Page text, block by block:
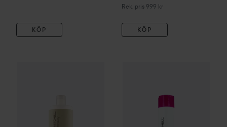
KÖP
Rek. pris 999 kr
Rekommenderat pris 999 kr
KÖP